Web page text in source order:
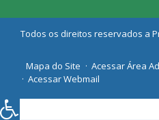
Todos os direitos reservados a
Mapa do Site
Acessar Área
Acessar Webmail